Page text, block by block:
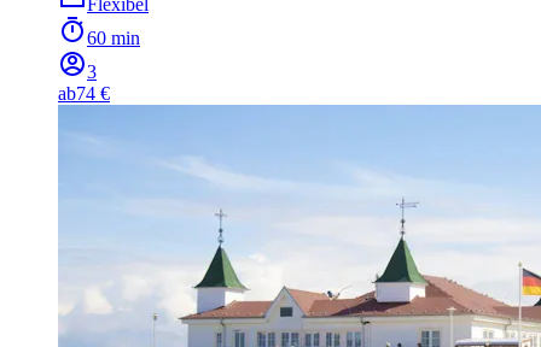
Flexibel
60 min
3
ab74 €